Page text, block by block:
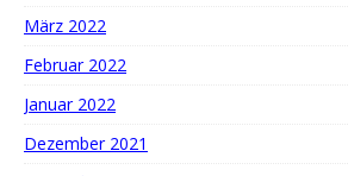
März 2022
Februar 2022
Januar 2022
Dezember 2021